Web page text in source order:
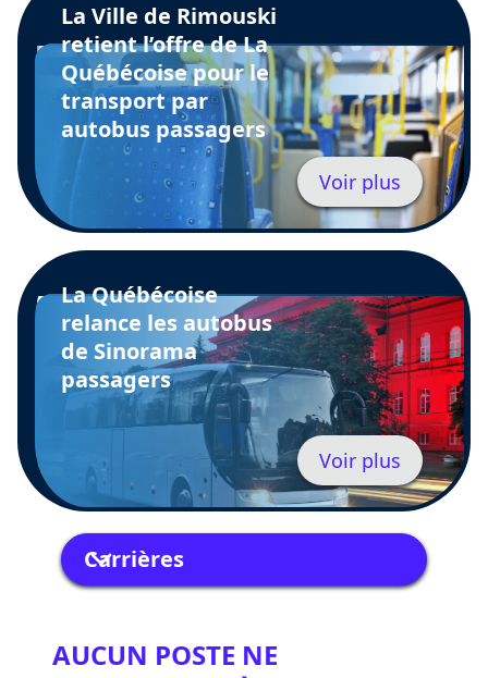
La Ville de Rimouski
retient l’offre de La
Québécoise pour le
transport par
autobus passagers
Voir plus
La Québécoise
relance les autobus
de Sinorama
passagers
Voir plus
Carrières
AUCUN POSTE NE